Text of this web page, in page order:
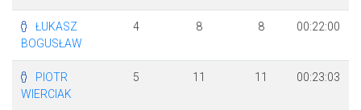
ŁUKASZ
BOGUSŁAW
4 8 8 00:22:00
PIOTR
WIERCIAK
5 11 11 00:23:03